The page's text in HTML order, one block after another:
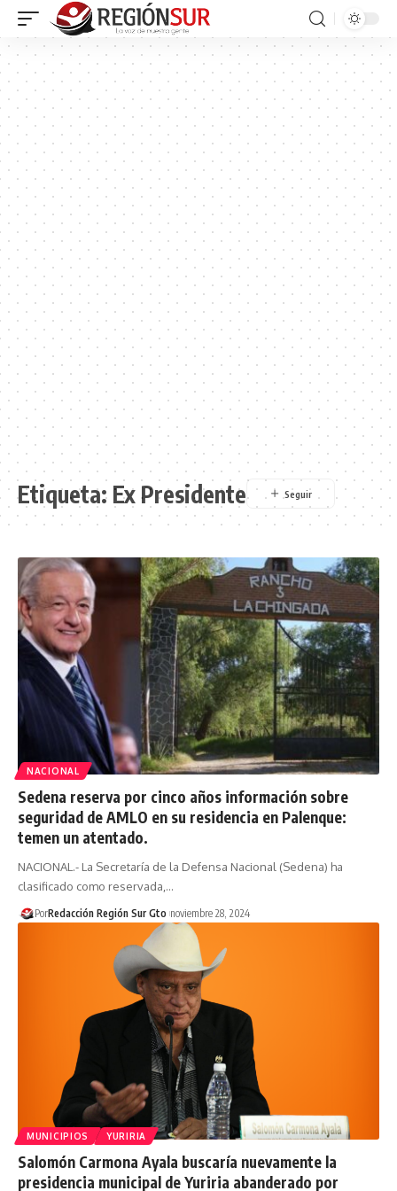
Etiqueta: Ex Presidente
NACIONAL
Sedena reserva por cinco años información sobre
seguridad de AMLO en su residencia en Palenque:
temen un atentado.
NACIONAL.- La Secretaría de la Defensa Nacional (Sedena) ha
clasificado como reservada,…
PorRedacción Región Sur Gto noviembre 28, 2024
MUNICIPIOS YURIRIA
Salomón Carmona Ayala buscaría nuevamente la
presidencia municipal de Yuriria abanderado por